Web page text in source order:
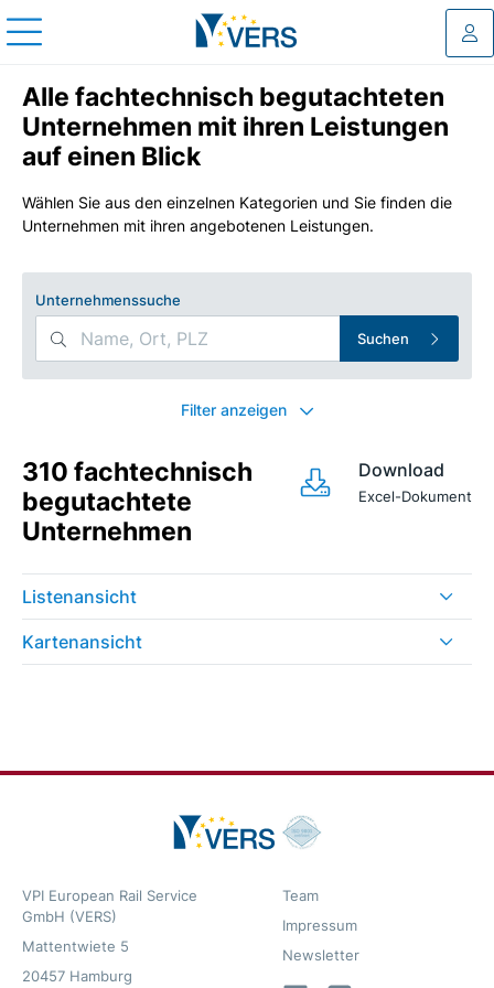
Alle fachtechnisch begutachteten
Unternehmen mit ihren Leistungen
auf einen Blick
Wählen Sie aus den einzelnen Kategorien und Sie finden die
Unternehmen mit ihren angebotenen Leistungen.
Unternehmenssuche
Suchen
Filter anzeigen
310 fachtechnisch
begutachtete
Unternehmen
Download
Excel-Dokument
Listenansicht
Kartenansicht
VPI European Rail Service
GmbH (VERS)
Mattentwiete 5
20457 Hamburg
Team
Impressum
Newsletter